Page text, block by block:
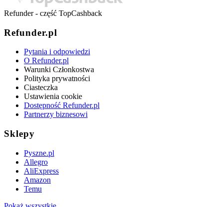
Refunder - część TopCashback
Refunder.pl
Pytania i odpowiedzi
O Refunder.pl
Warunki Członkostwa
Polityka prywatności
Ciasteczka
Ustawienia cookie
Dostępność Refunder.pl
Partnerzy biznesowi
Sklepy
Pyszne.pl
Allegro
AliExpress
Amazon
Temu